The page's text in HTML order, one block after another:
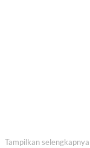
Tampilkan selengkapnya